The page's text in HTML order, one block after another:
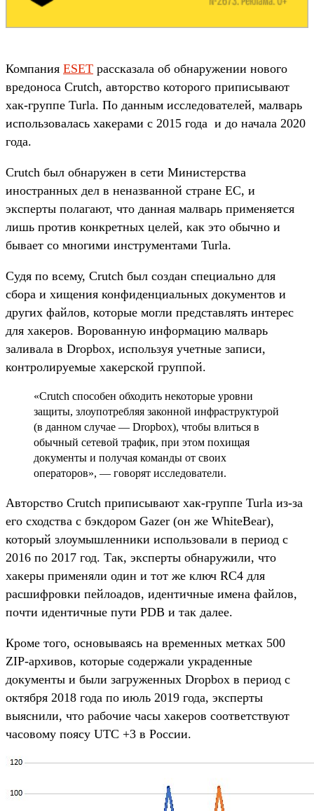
Компания ESET рассказала об обнаружении нового
вредоноса Crutch, авторство которого приписывают
хак-группе Turla. По данным исследователей, малварь
использовалась хакерами с 2015 года и до начала 2020
года.
Crutch был обнаружен в сети Министерства
иностранных дел в неназванной стране ЕС, и
эксперты полагают, что данная малварь применяется
лишь против конкретных целей, как это обычно и
бывает со многими инструментами Turla.
Судя по всему, Crutch был создан специально для
сбора и хищения конфиденциальных документов и
других файлов, которые могли представлять интерес
для хакеров. Ворованную информацию малварь
заливала в Dropbox, используя учетные записи,
контролируемые хакерской группой.
«Crutch способен обходить некоторые уровни
защиты, злоупотребляя законной инфраструктурой
(в данном случае — Dropbox), чтобы влиться в
обычный сетевой трафик, при этом похищая
документы и получая команды от своих
операторов», — говорят исследователи.
Авторство Crutch приписывают хак-группе Turla из-за
его сходства с бэкдором Gazer (он же WhiteBear),
который злоумышленники использовали в период с
2016 по 2017 год. Так, эксперты обнаружили, что
хакеры применяли один и тот же ключ RC4 для
расшифровки пейлоадов, идентичные имена файлов,
почти идентичные пути PDB и так далее.
Кроме того, основываясь на временных метках 500
ZIP-архивов, которые содержали украденные
документы и были загруженных Dropbox в период с
октября 2018 года по июль 2019 года, эксперты
выяснили, что рабочие часы хакеров соответствуют
часовому поясу UTC +3 в России.